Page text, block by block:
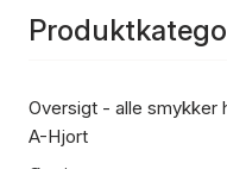
Oversigt - alle smykker
A-Hjort